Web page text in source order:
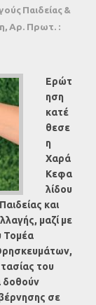
Παιδείας &
Αρ. Πρωτ. :
Ερώτ
ηση
κατέ
θεσε
η
Χαρά
Κεφα
λίδου
και
μαζί με
Τομέα
του
δοθούν
σε